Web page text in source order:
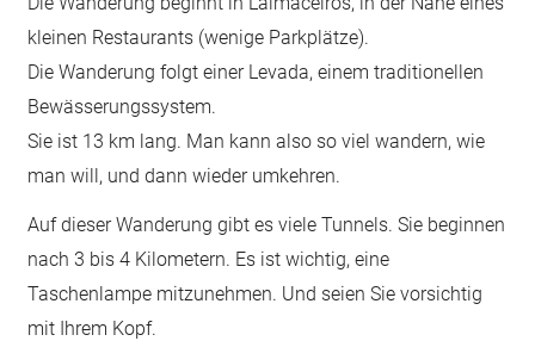
kleinen Restaurants (wenige Parkplätze).
Die Wanderung folgt einer Levada, einem traditionellen
Bewässerungssystem.
Sie ist 13 km lang. Man kann also so viel wandern, wie
man will, und dann wieder umkehren.
Auf dieser Wanderung gibt es viele Tunnels. Sie beginnen
nach 3 bis 4 Kilometern. Es ist wichtig, eine
Taschenlampe mitzunehmen. Und seien Sie vorsichtig
mit Ihrem Kopf.